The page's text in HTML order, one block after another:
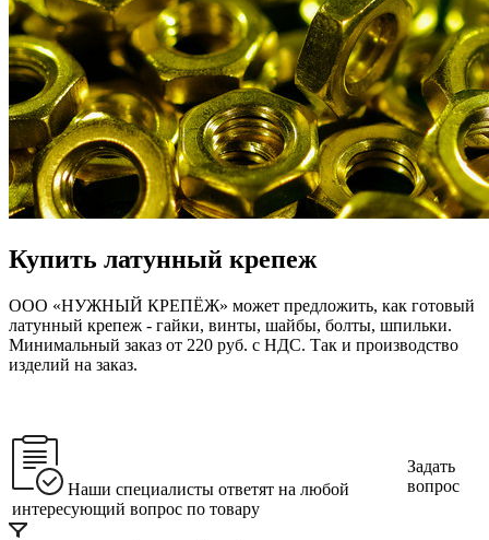
Купить латунный крепеж
ООО «НУЖНЫЙ КРЕПЁЖ» может предложить, как готовый
латунный крепеж - гайки, винты, шайбы, болты, шпильки.
Минимальный заказ от 220 руб. с НДС. Так и производство
изделий на заказ.
Наши специалисты ответят на любой
интересующий вопрос по товару
Задать
вопрос